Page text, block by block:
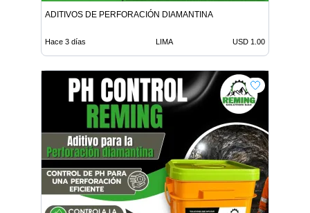
ADITIVOS DE PERFORACIÓN DIAMANTINA
Hace 3 días LIMA USD 1.00